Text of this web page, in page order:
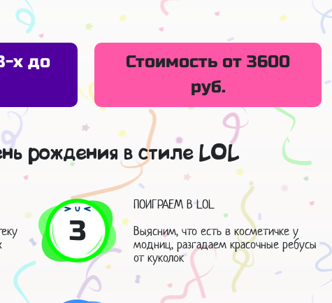
х до
Стоимость от 3600
руб.
рождения в стиле LOL
3
ПОИГРАЕМ В LOL
Выясним, что есть в косметичке у
модниц, разгадаем красочные ребусы
от куколок